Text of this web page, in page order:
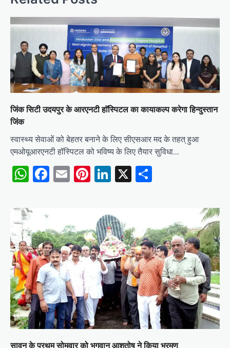
जिंक सिटी उदयपुर के आरएनटी हाॅस्पिटल का कायाकल्प करेगा हिन्दुस्तान
जिंक
स्वास्थ्य सेवाओं को बेहतर बनाने के लिए सीएसआर मद के तहत् हुआ
एमओयूआरएनटी हॉस्पिटल को भविष्य के लिए तैयार सुविधा…
WhatsApp
Facebook
EmailPinterest
LinkedIn
X
सावन के प्रथम सोमवार को भगवान आशुतोष ने किया भ्रमण